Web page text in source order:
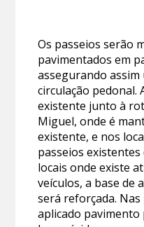
Os passeios serão
pavimentados em
assegurando
circulação pedonal.
existente junto à
Miguel, onde é
existente, e nos
passeios existentes
locais onde existe
veículos, a base de
será reforçada.
aplicado